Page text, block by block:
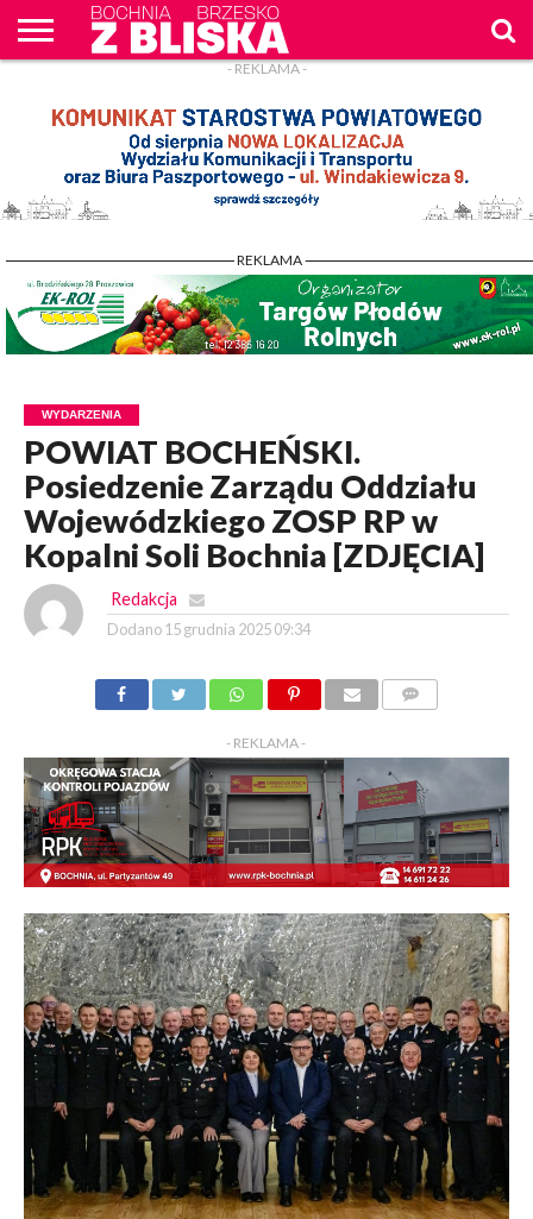
WPROST
REKLAM
- REKLAMA -
- REKLAMA -
WYDARZENIA
POWIAT BOCHEŃSKI.
Posiedzenie Zarządu Oddziału
Wojewódzkiego ZOSP RP w
Kopalni Soli Bochnia [ZDJĘCIA]
Redakcja
Dodano 15 grudnia 2025 09:34
- REKLAMA -